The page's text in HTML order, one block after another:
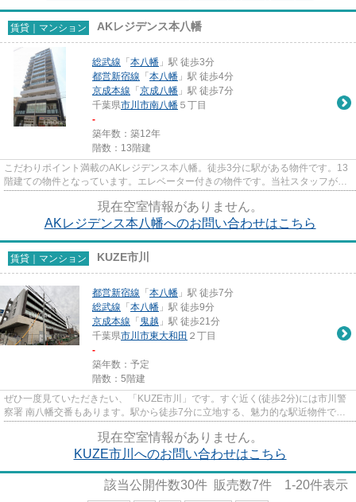
賃貸｜マンション AKレジデンス本八幡
総武線 「 本八幡 」駅 徒歩3分
都営新宿線 「 本八幡 」駅 徒歩4分
京成本線 「 京成八幡 」駅 徒歩7分
千葉県市川市南八幡 ５丁目
-
築年数：築12年
階数：13階建
こだわりポイント満載のAKレジデンス本八幡。徒歩3分に駅がある物件です。13
階建ての物件となっています。エレベーター付きの物件です。当社スタッフが地
現在空室情報がありません。
AKレジデンス本八幡へのお問い合わせはこちら
賃貸｜マンション KUZE市川
都営新宿線 「 本八幡 」駅 徒歩7分
総武線 「 本八幡 」駅 徒歩9分
京成本線 「 鬼越 」駅 徒歩21分
千葉県市川市東大和田 ２丁目
-
築年数：予定
階数：5階建
ぜひ一度見ていただきたい、「KUZE市川」です。すぐ近く(徒歩2分)には市川警
察署 南八幡交番もあります。駅から徒歩7分に立地する、魅力的な駅近物件で
現在空室情報がありません。
KUZE市川へのお問い合わせはこちら
該当公開件数30件 販売数7件 1-20件表示